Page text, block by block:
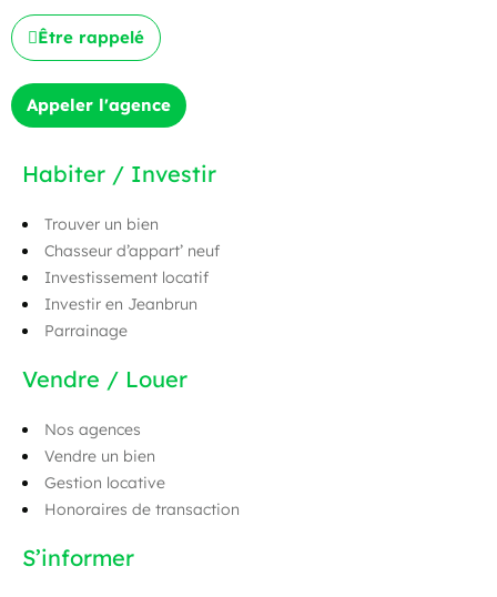
Être rappelé
Appeler l'agence
Habiter / Investir
Trouver un bien
Chasseur d’appart’ neuf
Investissement locatif
Investir en Jeanbrun
Parrainage
Vendre / Louer
Nos agences
Vendre un bien
Gestion locative
Honoraires de transaction
S’informer